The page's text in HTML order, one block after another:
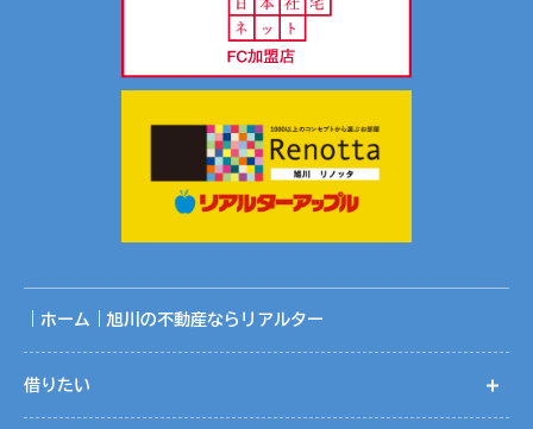
｜ホーム｜旭川の不動産ならリアルター
借りたい